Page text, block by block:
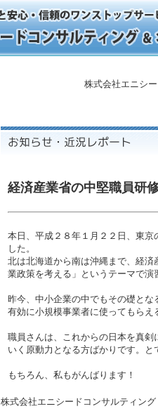
株式会社エニシ
経済産業省の中堅職員研
本日、平成２８年１月２２日、東
した。
北は北海道から南は沖縄まで、経
業政策を考える」というテーマで演
昨今、中小企業の中でもその礎と
有効に小規模事業者に使ってもらえ
職員さんは、これからの日本を真
いく原動力となる方ばかりです。と
もちろん、私もがんばります！
株式会社エニシードコンサルティ